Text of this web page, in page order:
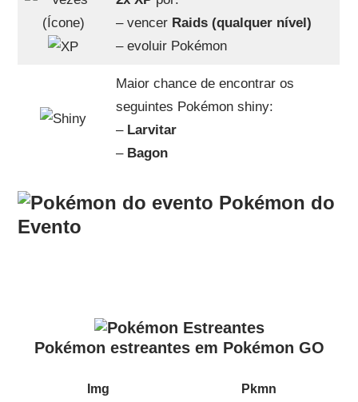
– vencer Raids (qualquer nível)
– evoluir Pokémon
Maior chance de encontrar os
seguintes Pokémon shiny:
– Larvitar
– Bagon
Pokémon do
Evento
Pokémon estreantes em Pokémon GO
Img Pkmn